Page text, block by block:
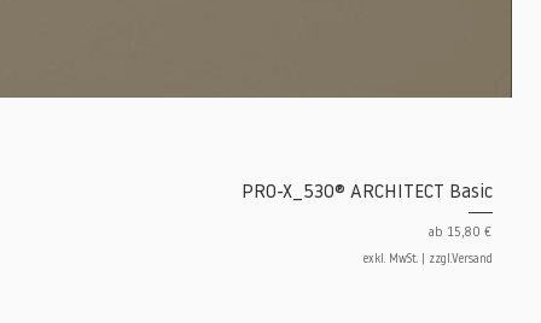
PRO-X_530® ARCHITECT Basic
ab 15,80 €
Sale-Preis
exkl. MwSt. zzgl.Versand